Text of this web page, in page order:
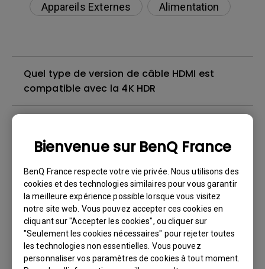
Bienvenue sur BenQ France
BenQ France respecte votre vie privée. Nous utilisons des
cookies et des technologies similaires pour vous garantir
la meilleure expérience possible lorsque vous visitez
notre site web. Vous pouvez accepter ces cookies en
cliquant sur "Accepter les cookies", ou cliquer sur
"Seulement les cookies nécessaires" pour rejeter toutes
les technologies non essentielles. Vous pouvez
personnaliser vos paramètres de cookies à tout moment.
Appareils Externes
Alimentation
Quel type de version de câble HDMI est
compatible avec la 4K HDR
toujours blanc lorsque je connecte mon
téléphone portable au projecteur avec un
câble ou un adaptateur et que j'essaie de
diffuser du contenu de Netflix, Disney+, Hulu
et d'autres. Comment puis-je résoudre ce
problème ?
Existe-t-il un projecteur qui prend en charge
le visionnage de films Blu-ray 3D avec des